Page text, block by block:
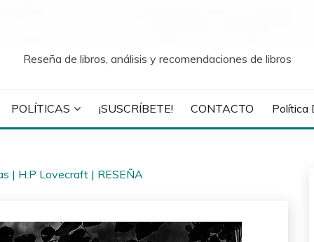
Reseña de libros, análisis y recomendaciones de libros
POLÍTICAS ¡SUSCRÍBETE! CONTACTO Política
| H.P Lovecraft | RESEÑA